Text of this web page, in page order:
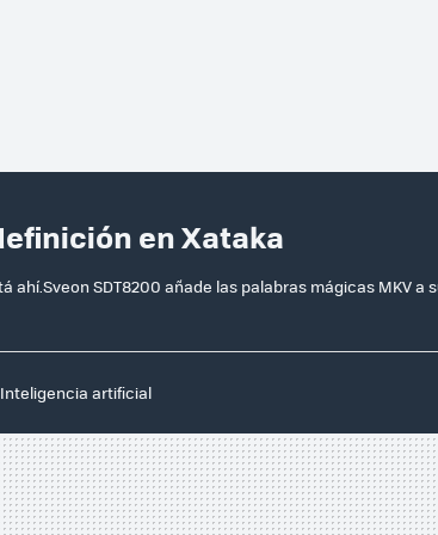
en Xataka
ahí.Sveon SDT8200 añade las palabras mágicas MKV a
Inteligencia artificial